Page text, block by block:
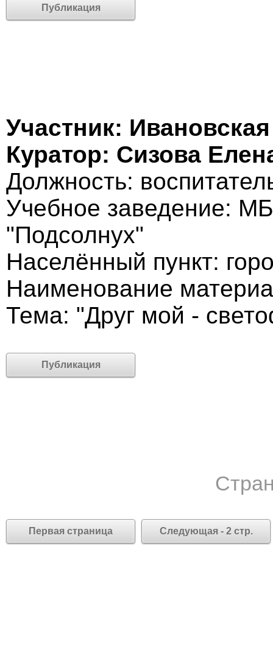
Публикация
Участник:
Куратор: Сизова
Должность:
Учебное заведение:
"Подсолнух"
Населённый пункт:
Наименование
Тема: "Друг мой -
Публикация
Первая страница Следующая - 2 стр.